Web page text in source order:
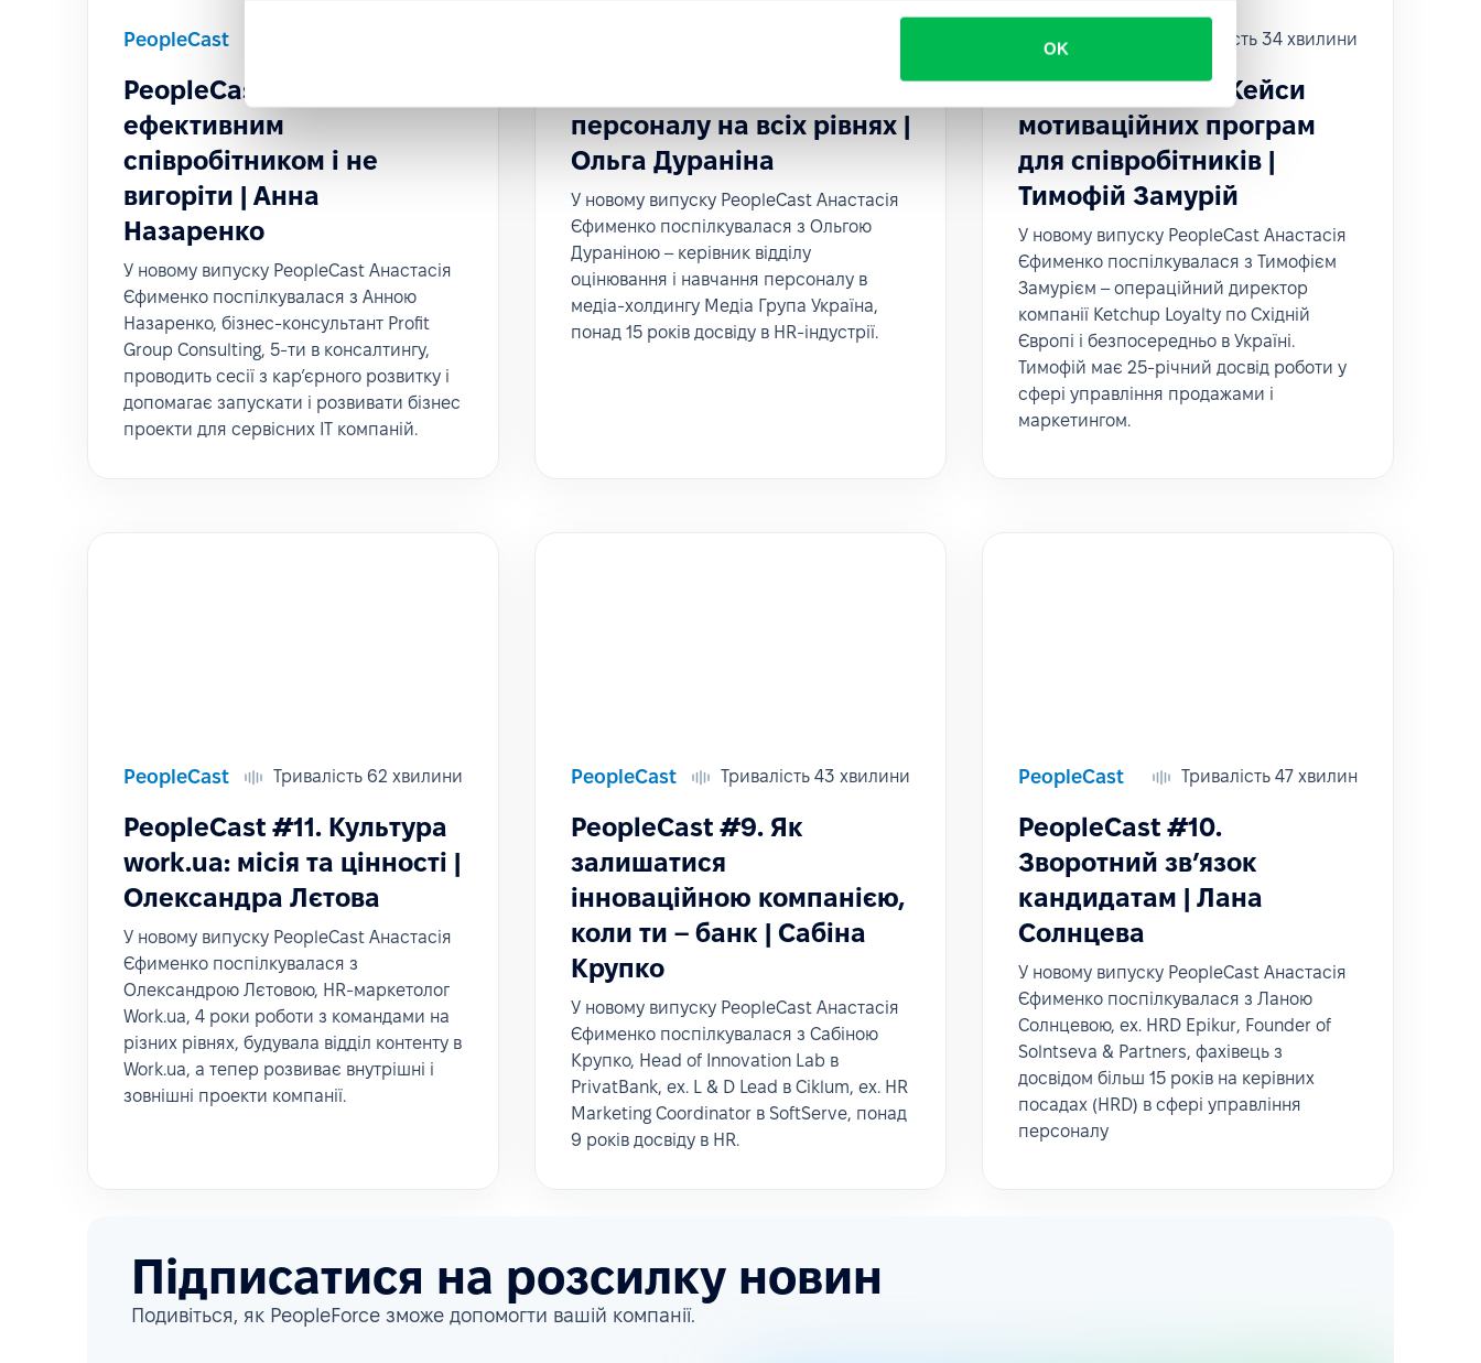
OK
PeopleCast
PeopleCast #14. Як бути
ефективним
співробітником і не
вигоріти | Анна
Назаренко
У новому випуску PeopleCast Анастасія
Єфименко поспілкувалася з Анною
Назаренко, бізнес-консультант Profit
Group Consulting, 5-ти в консалтингу,
проводить сесії з кар’єрного розвитку і
допомагає запускати і розвивати бізнес
проекти для сервісних IT компаній.
PeopleCast #13. Навчання
персоналу на всіх рівнях |
Ольга Дураніна
У новому випуску PeopleCast Анастасія
Єфименко поспілкувалася з Ольгою
Дураніною – керівник відділу
оцінювання і навчання персоналу в
медіа-холдингу Медіа Група Україна,
понад 15 років досвіду в HR-індустрії.
PeopleCast Тривалість 34 хвилини
PeopleCast #12. Кейси
мотиваційних програм
для співробітників |
Тимофій Замурій
У новому випуску PeopleCast Анастасія
Єфименко поспілкувалася з Тимофієм
Замурієм – операційний директор
компанії Ketchup Loyalty по Східній
Європі і безпосередньо в Україні.
Тимофій має 25-річний досвід роботи у
сфері управління продажами і
маркетингом.
PeopleCast Тривалість 62 хвилини
PeopleCast #11. Культура
work.ua: місія та цінності |
Олександра Лєтова
У новому випуску PeopleCast Анастасія
Єфименко поспілкувалася з
Олександрою Лєтовою, HR-маркетолог
Work.ua, 4 роки роботи з командами на
різних рівнях, будувала відділ контенту в
Work.ua, а тепер розвиває внутрішні і
зовнішні проекти компанії.
PeopleCast Тривалість 43 хвилини
PeopleCast #9. Як
залишатися
інноваційною компанією,
коли ти – банк | Сабіна
Крупко
У новому випуску PeopleCast Анастасія
Єфименко поспілкувалася з Сабіною
Крупко, Head of Innovation Lab в
PrivatBank, ex. L & D Lead в Ciklum, ex. HR
Marketing Coordinator в SoftServe, понад
9 років досвіду в HR.
PeopleCast Тривалість 47 хвилин
PeopleCast #10.
Зворотний зв’язок
кандидатам | Лана
Солнцева
У новому випуску PeopleCast Анастасія
Єфименко поспілкувалася з Ланою
Солнцевою, ex. HRD Epikur, Founder of
Solntseva & Partners, фахівець з
досвідом більш 15 років на керівних
посадах (HRD) в сфері управління
персоналу
Підписатися на розсилку новин
Подивіться, як PeopleForce зможе допомогти вашій компанії.